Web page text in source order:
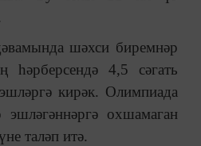
шәхси биремнәр
һәрберсендә 4,5 сәгать
кирәк. Олимпиада
эшләгәннәргә охшамаган
таләп итә.